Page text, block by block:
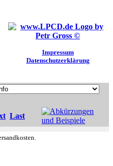
Impressum
Datenschutzerklärung
Last